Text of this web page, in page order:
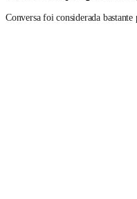
Conversa foi considerada